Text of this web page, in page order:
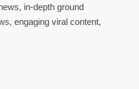
in-depth ground
engaging viral content,